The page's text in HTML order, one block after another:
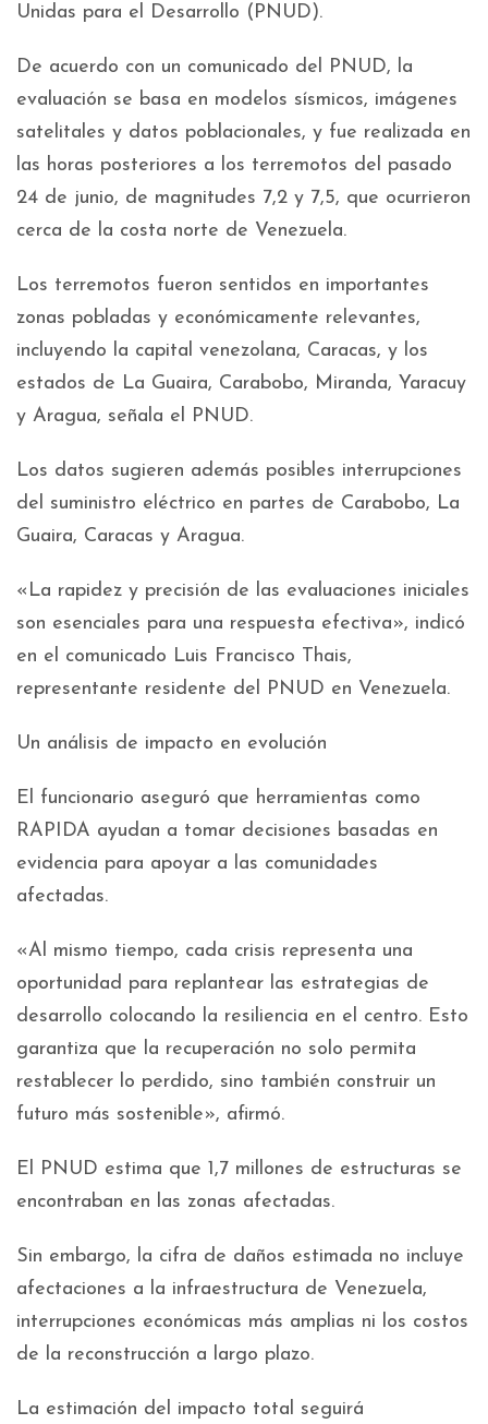
Unidas para el Desarrollo (PNUD).
De acuerdo con un comunicado del PNUD, la
evaluación se basa en modelos sísmicos, imágenes
satelitales y datos poblacionales, y fue realizada en
las horas posteriores a los terremotos del pasado
24 de junio, de magnitudes 7,2 y 7,5, que ocurrieron
cerca de la costa norte de Venezuela.
Los terremotos fueron sentidos en importantes
zonas pobladas y económicamente relevantes,
incluyendo la capital venezolana, Caracas, y los
estados de La Guaira, Carabobo, Miranda, Yaracuy
y Aragua, señala el PNUD.
Los datos sugieren además posibles interrupciones
del suministro eléctrico en partes de Carabobo, La
Guaira, Caracas y Aragua.
«La rapidez y precisión de las evaluaciones iniciales
son esenciales para una respuesta efectiva», indicó
en el comunicado Luis Francisco Thais,
representante residente del PNUD en Venezuela.
Un análisis de impacto en evolución
El funcionario aseguró que herramientas como
RAPIDA ayudan a tomar decisiones basadas en
evidencia para apoyar a las comunidades
afectadas.
«Al mismo tiempo, cada crisis representa una
oportunidad para replantear las estrategias de
desarrollo colocando la resiliencia en el centro. Esto
garantiza que la recuperación no solo permita
restablecer lo perdido, sino también construir un
futuro más sostenible», afirmó.
El PNUD estima que 1,7 millones de estructuras se
encontraban en las zonas afectadas.
Sin embargo, la cifra de daños estimada no incluye
afectaciones a la infraestructura de Venezuela,
interrupciones económicas más amplias ni los costos
de la reconstrucción a largo plazo.
La estimación del impacto total seguirá